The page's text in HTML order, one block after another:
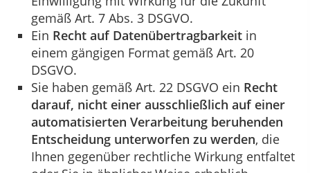
gemäß Art. 7 Abs. 3 DSGVO.
Ein Recht auf Datenübertragbarkeit in
einem gängigen Format gemäß Art. 20
DSGVO.
Sie haben gemäß Art. 22 DSGVO ein Recht
darauf, nicht einer ausschließlich auf einer
automatisierten Verarbeitung beruhenden
Entscheidung unterworfen zu werden, die
Ihnen gegenüber rechtliche Wirkung entfaltet